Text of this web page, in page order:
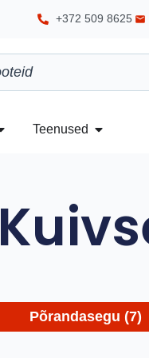
+372 509 8625
Teenused
Põrandasegu (7)